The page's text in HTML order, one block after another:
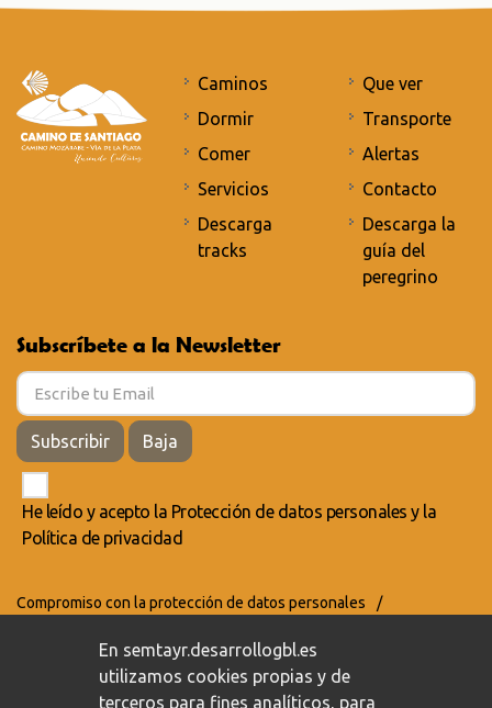
Caminos
Dormir
Comer
Servicios
Descarga
tracks
Que ver
Transporte
Alertas
Contacto
Descarga la
guía del
peregrino
Subscríbete a la Newsletter
Subscribir Baja
He leído y acepto la Protección de datos personales y la
Política de privacidad
Compromiso con la protección de datos personales
/
En semtayr.desarrollogbl.es
utilizamos cookies propias y de
terceros para fines analíticos, para